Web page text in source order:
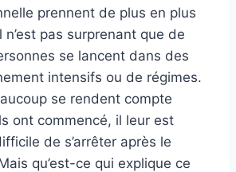
prennent de plus en plus
n’est pas surprenant que de
se lancent dans des
intensifs ou de régimes.
se rendent compte
ont commencé, il leur est
de s’arrêter après le
qu’est-ce qui explique ce